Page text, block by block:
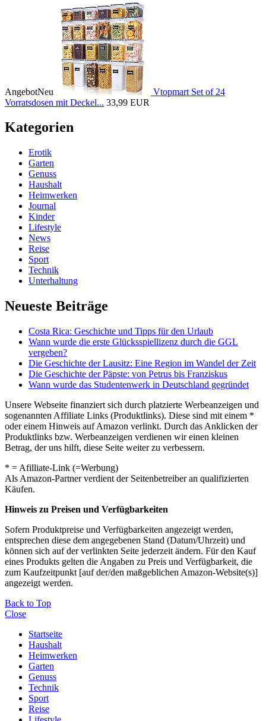
AngebotNeu
Vtopmart Set of 24
Vorratsdosen mit Deckel... 33,99 EUR
Kategorien
Erotik
Garten
Genuss
Haushalt
Heimwerken
Journal
Kinder
Lifestyle
News
Reise
Sport
Technik
Unterhaltung
Neueste Beiträge
Costa Rica: Geschichte und Tipps für den Urlaub
Wann wurde die erste Glücksspiellizenz durch die GGL
vergeben?
Die Geschichte der Lausitz: Eine Region im Wandel der Zeit
Die Geschichte der Päpste: von Petrus bis Franziskus
Wann wurde das Studentenwerk in Deutschland gegründet
Unsere Webseite finanziert sich durch platzierte Werbeanzeigen und
sogenannten Affiliate Links (Produktlinks). Diese sind mit einem *
oder einem Hinweis auf Amazon verlinkt. Durch das Anklicken der
Produktlinks bzw. Werbeanzeigen verdienen wir einen kleinen
Betrag, der uns hilft, diese Seite weiter zu verbessern.
* = Afilliate-Link (=Werbung)
Als Amazon-Partner verdient der Seitenbetreiber an qualifizierten
Käufen.
Hinweis zu Preisen und Verfügbarkeiten
Sofern Produktpreise und Verfügbarkeiten angezeigt werden,
entsprechen diese dem angegebenen Stand (Datum/Uhrzeit) und
können sich auf der verlinkten Seite jederzeit ändern. Für den Kauf
eines Produkts gelten die Angaben zu Preis und Verfügbarkeit, die
zum Kaufzeitpunkt [auf der/den maßgeblichen Amazon-Website(s)]
angezeigt werden.
Back to Top
Close
Startseite
Haushalt
Heimwerken
Garten
Genuss
Technik
Sport
Reise